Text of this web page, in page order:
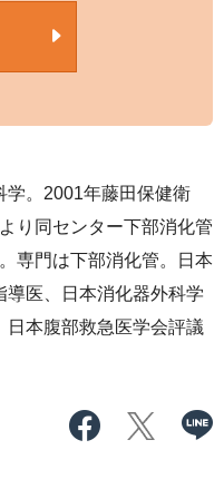
学。2001年藤田保健衛
り同センター下部消化管
専門は下部消化管。日本
医、日本消化器外科学
本腹部救急医学会評議